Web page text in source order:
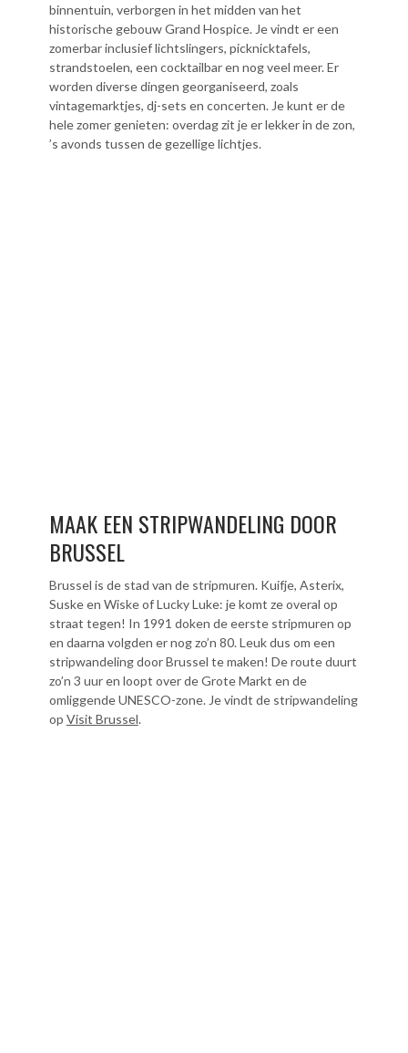
binnentuin, verborgen in het midden van het
historische gebouw Grand Hospice. Je vindt er een
zomerbar inclusief lichtslingers, picknicktafels,
strandstoelen, een cocktailbar en nog veel meer. Er
worden diverse dingen georganiseerd, zoals
vintagemarktjes, dj-sets en concerten. Je kunt er de
hele zomer genieten: overdag zit je er lekker in de zon,
’s avonds tussen de gezellige lichtjes.
MAAK EEN STRIPWANDELING DOOR
BRUSSEL
Brussel is de stad van de stripmuren. Kuifje, Asterix,
Suske en Wiske of Lucky Luke: je komt ze overal op
straat tegen! In 1991 doken de eerste stripmuren op
en daarna volgden er nog zo’n 80. Leuk dus om een
stripwandeling door Brussel te maken! De route duurt
zo’n 3 uur en loopt over de Grote Markt en de
omliggende UNESCO-zone. Je vindt de stripwandeling
op Visit Brussel.